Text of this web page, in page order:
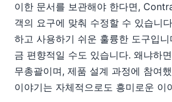
이한 문서를 보관해야 한다면,
객의 요구에 맞춰 수정할 수 있습니
하고 사용하기 쉬운 훌륭한 도구입
금 편향적일 수도 있습니다. 왜냐하
무총괄이며, 제품 설계 과정에 참여
이야기는 자체적으로도 흥미로운 이